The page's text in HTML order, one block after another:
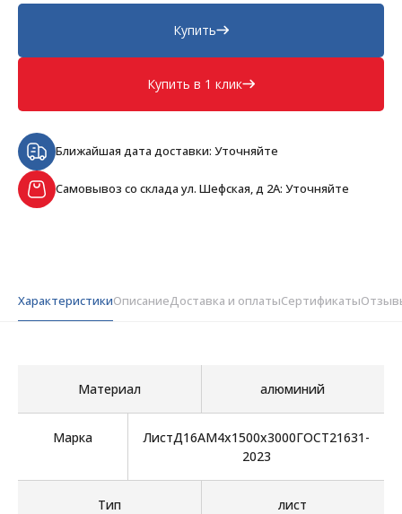
Купить
Купить в 1 клик
Ближайшая дата доставки: Уточняйте
Самовывоз со склада ул. Шефская, д 2А: Уточняйте
ХарактеристикиОписаниеДоставка и оплатыСертификаты
Материал алюминий
Марка
ЛистД16АМ4х1500х3000ГОСТ21631-
2023
Тип лист